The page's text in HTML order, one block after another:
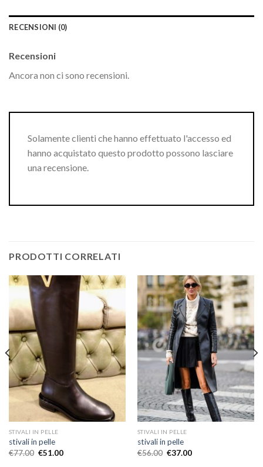
RECENSIONI (0)
Recensioni
Ancora non ci sono recensioni.
Solamente clienti che hanno effettuato l'accesso ed
hanno acquistato questo prodotto possono lasciare
una recensione.
PRODOTTI CORRELATI
STIVALI IN PELLE
stivali in pelle
€77.00 €51.00
STIVALI IN PELLE
stivali in pelle
€56.00 €37.00